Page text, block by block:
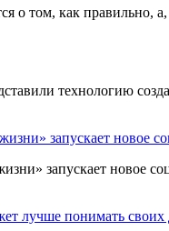
о том, как правильно,
технологию
запускает новое
запускает новое
лучше понимать своих